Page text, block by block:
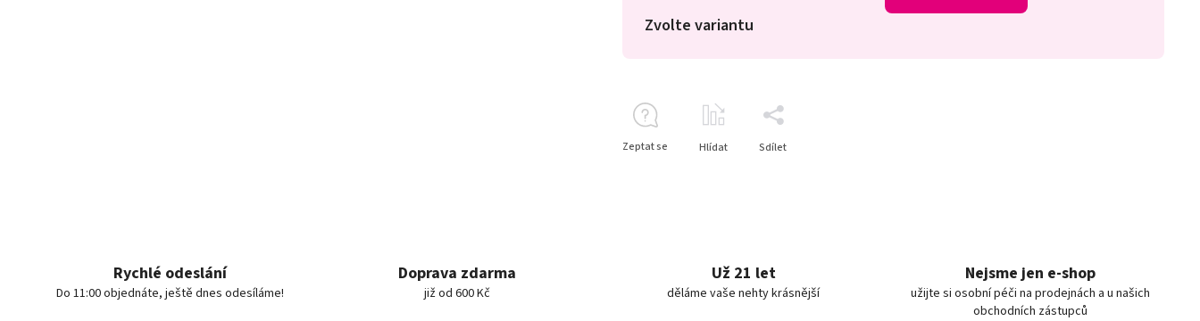
Zvolte variantu
Zeptat se Hlídat Sdílet
Rychlé odeslání
Do 11:00 objednáte, ještě dnes odesíláme!
Doprava zdarma
již od 600 Kč
Už 21 let
děláme vaše nehty krásnější
Nejsme jen e-shop
užijte si osobní péči na prodejnách a u našich
obchodních zástupců